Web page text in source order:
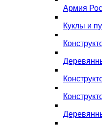
Армия
Куклы и